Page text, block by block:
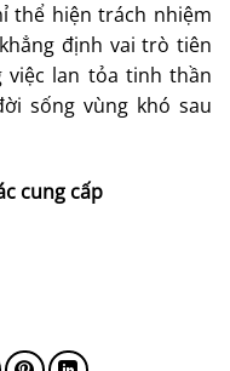
thể hiện trách nhiệm
định vai trò tiên
lan tỏa tinh thần
sống vùng khó sau
cung cấp